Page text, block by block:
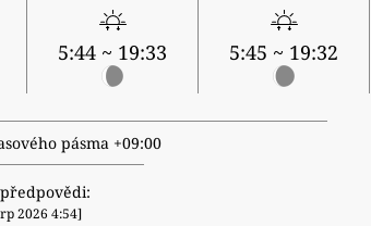
5:44 ~ 19:33 5:45 ~ 19:32
pásma +09:00
2026 4:54]